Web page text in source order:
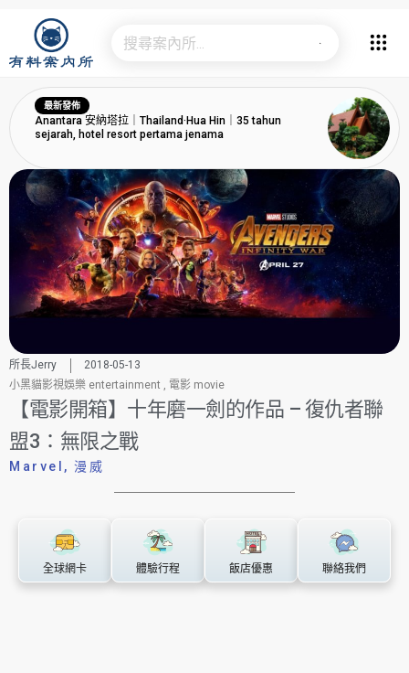
最新發佈
Anantara 安納塔拉｜Thailand·Hua Hin｜35 tahun
sejarah, hotel resort pertama jenama
所長Jerry
2018-05-13
小黑貓影視娛樂 entertainment , 電影 movie
【電影開箱】十年磨一劍的作品 – 復仇者聯
盟3：無限之戰
Marvel , 漫威
全球網卡 體驗行程 飯店優惠 聯絡我們